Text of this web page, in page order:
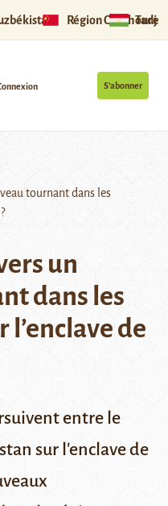
Région Ouïghoure
S’abonner
tournant dans les
un
dans les
de
entre le
sur l'enclave de